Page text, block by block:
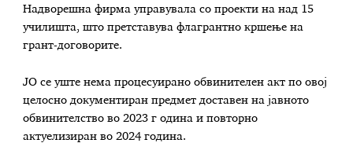
Надворешна фирма управувала со проекти на над 15
училишта, што претставува флагрантно кршење на
грант-договорите.
ЈО се уште нема процесуирано обвинителен акт по овој
целосно документиран предмет доставен на јавното
обвинителство во 2023 г одина и повторно
актуелизиран во 2024 година.